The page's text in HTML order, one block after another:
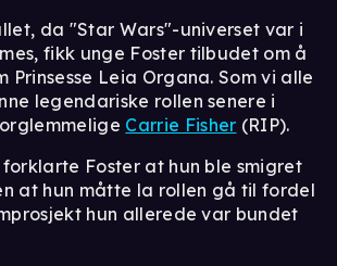
da "Star Wars"-universet var i
fikk unge Foster tilbudet om å
Prinsesse Leia Organa. Som vi alle
legendariske rollen senere i
Carrie Fisher (RIP).
Foster at hun ble smigret
at hun måtte la rollen gå til fordel
hun allerede var bundet